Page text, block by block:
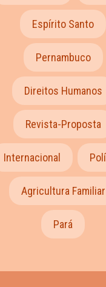
Espírito Santo
Pernambuco
Direitos Humanos
Revista-Proposta
Internacional
Agricultura Familiar
Pará